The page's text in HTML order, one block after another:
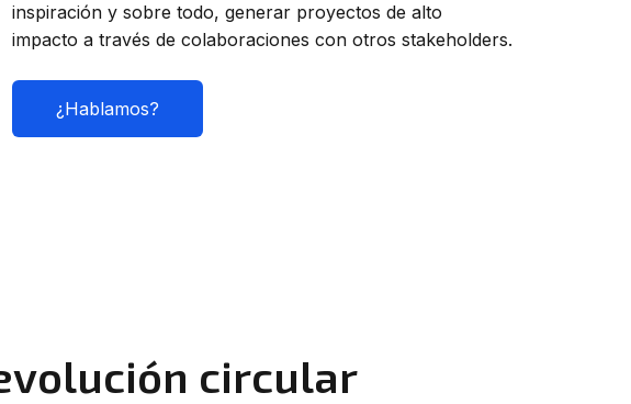
inspiración y sobre todo, generar proyectos de alto
impacto a través de colaboraciones con otros stakeholders.
¿Hablamos?
circular